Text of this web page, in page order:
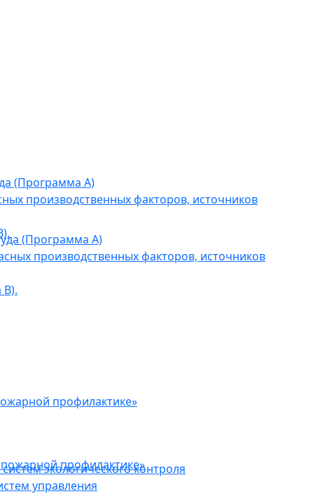
(Программа А)
производственных факторов, источников
профилактике»
экологического контроля
управления
(Программа А)
производственных факторов, источников
профилактике»